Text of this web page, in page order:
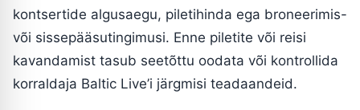
kontsertide algusaegu, piletihinda ega broneerimis-
või sissepääsutingimusi. Enne piletite või reisi
kavandamist tasub seetõttu oodata või kontrollida
korraldaja Baltic Live’i järgmisi teadaandeid.